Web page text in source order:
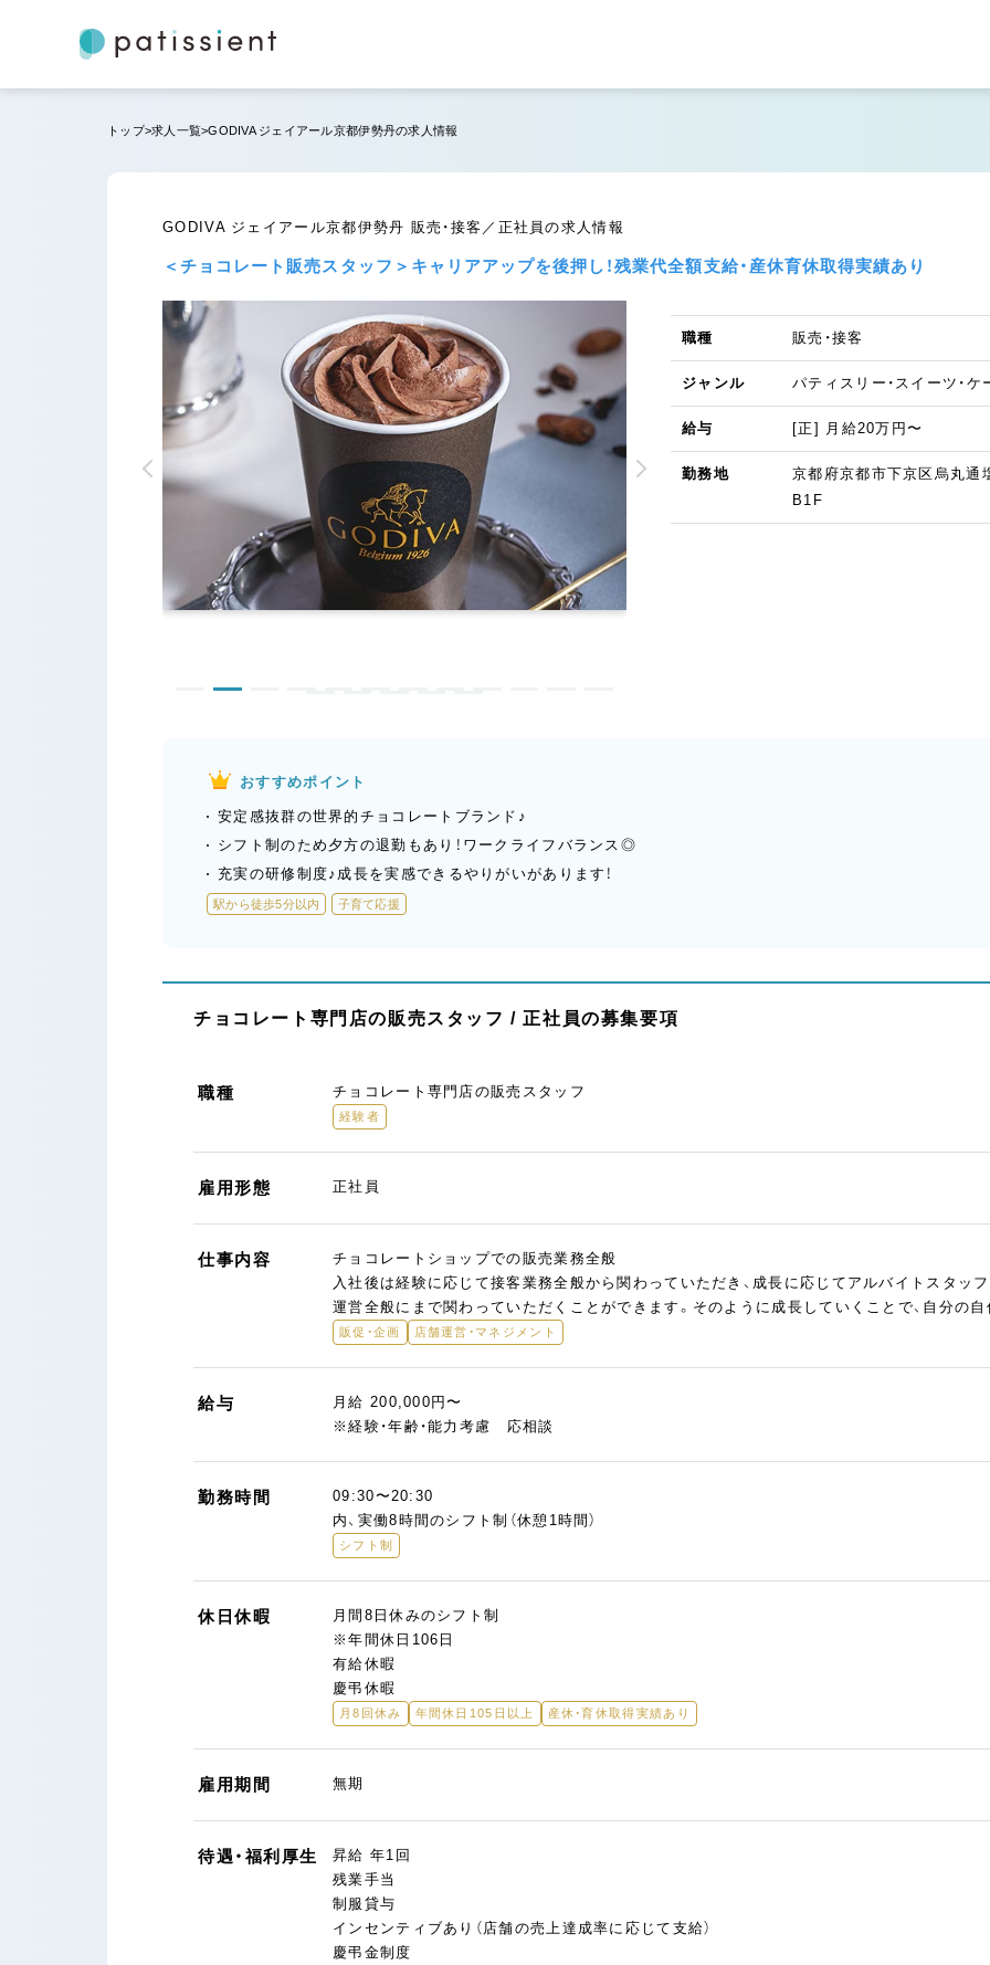
トップ 求人一覧 GODIVA ジェイアール京都伊勢丹の求人情報
GODIVA ジェイアール京都伊勢丹 販売・接客／正社員の求人情報
＜チョコレート販売スタッフ＞キャリアアップを後押し！残業代全額支給・産休育休取得実績あり
職種 販売・接客
ジャンル パティスリー・スイーツ・ケ
給与 [正] 月給20万円〜
勤務地
京都府京都市下京区烏丸通
B1F
おすすめポイント
安定感抜群の世界的チョコレートブランド♪
シフト制のため夕方の退勤もあり！ワークライフバランス◎
充実の研修制度♪成長を実感できるやりがいがあります！
駅から徒歩5分以内 子育て応援
チョコレート専門店の販売スタッフ / 正社員の募集要項
職種 チョコレート専門店の販売スタッフ
経験者
雇用形態 正社員
仕事内容
チョコレートショップでの販売業務全般
入社後は経験に応じて接客業務全般から関わっていただき、成長に応じてアルバイトスタッ
運営全般にまで関わっていただくことができます。そのように成長していくことで、自分の自
販促・企画 店舗運営・マネジメント
給与
月給 200,000円〜
※経験・年齢・能力考慮 応相談
勤務時間
09:30〜20:30
内、実働8時間のシフト制（休憩1時間）
シフト制
休日休暇
月間8日休みのシフト制
※年間休日106日
有給休暇
慶弔休暇
月8回休み 年間休日105日以上 産休・育休取得実績あり
雇用期間 無期
待遇・福利厚生
昇給 年1回
残業手当
制服貸与
インセンティブあり（店舗の売上達成率に応じて支給）
慶弔金制度